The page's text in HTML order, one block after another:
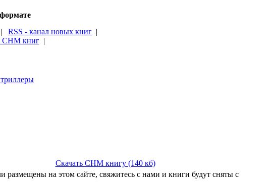
| RSS - канал новых книг |
CHM книг|
Скачать CHM книгу (140 кб)
размещены на этом сайте, свяжитесь с нами и книги будут сняты с